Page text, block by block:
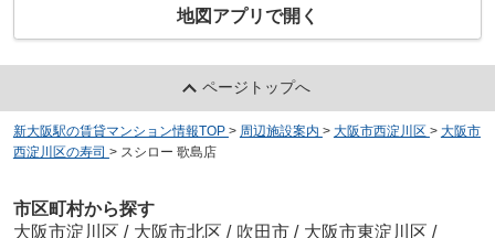
地図アプリで開く
ページトップへ
新大阪駅の賃貸マンション情報TOP > 周辺施設案内 > 大阪市西淀川区 > 大阪市
西淀川区の寿司 > スシロー 歌島店
市区町村から探す
大阪市淀川区 / 大阪市北区 / 吹田市 / 大阪市東淀川区 /